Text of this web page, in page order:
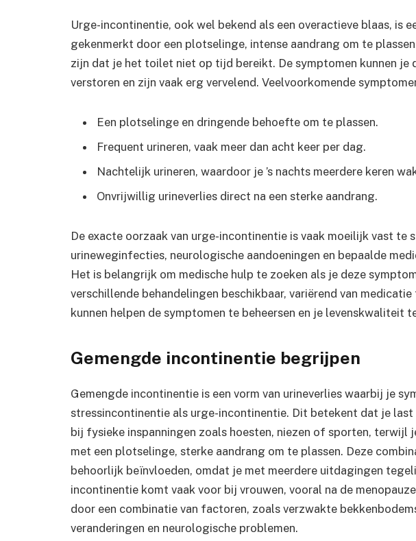
Urge-incontinentie, ook wel bekend als een overactieve blaas, is
gekenmerkt door een plotselinge, intense aandrang om te
zijn dat je het toilet niet op tijd bereikt. De symptomen kunnen je
verstoren en zijn vaak erg vervelend. Veelvoorkomende
Een plotselinge en dringende behoefte om te plassen.
Frequent urineren, vaak meer dan acht keer per dag.
Nachtelijk urineren, waardoor je ’s nachts meerdere keren
Onvrijwillig urineverlies direct na een sterke aandrang.
De exacte oorzaak van urge-incontinentie is vaak moeilijk vast te
urineweginfecties, neurologische aandoeningen en bepaalde
Het is belangrijk om medische hulp te zoeken als je deze
verschillende behandelingen beschikbaar, variërend van
kunnen helpen de symptomen te beheersen en je levenskwaliteit
Gemengde incontinentie begrijpen
Gemengde incontinentie is een vorm van urineverlies waarbij je
stressincontinentie als urge-incontinentie. Dit betekent dat je last
bij fysieke inspanningen zoals hoesten, niezen of sporten, terwijl
met een plotselinge, sterke aandrang om te plassen. Deze
behoorlijk beïnvloeden, omdat je met meerdere uitdagingen
incontinentie komt vaak voor bij vrouwen, vooral na de
door een combinatie van factoren, zoals verzwakte
veranderingen en neurologische problemen.